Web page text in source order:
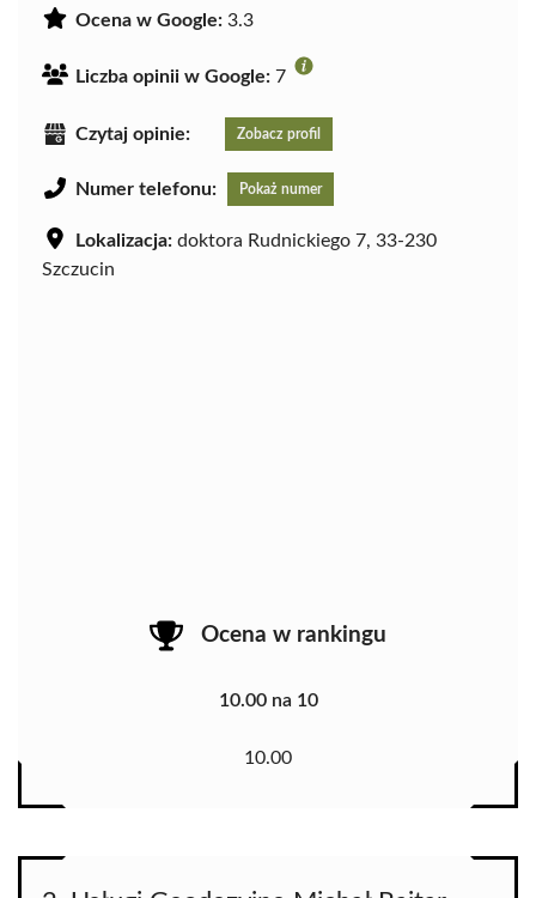
Ocena w Google: 3.3
Liczba opinii w Google: 7
Czytaj opinie: Zobacz profil
Numer telefonu: Pokaż numer
Lokalizacja: doktora Rudnickiego 7, 33-230
Szczucin
Ocena w rankingu
10.00 na 10
10.00